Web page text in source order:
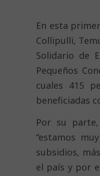
En esta
Collipulli,
Solidario de
Pequeños
cuales 415
beneficiadas
Por su
“estamos
subsidios,
el país y por